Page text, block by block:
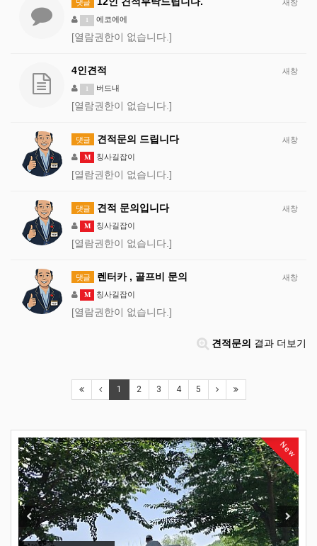
새창
댓글
에코에에
[열람권한이 없습니다.]
새창
4인견적
버드내
[열람권한이 없습니다.]
새창
댓글 견적문의 드립니다
M 칭사길잡이
[열람권한이 없습니다.]
새창
댓글 견적 문의입니다
M 칭사길잡이
[열람권한이 없습니다.]
새창
댓글 렌터카 , 골프비 문의
M 칭사길잡이
[열람권한이 없습니다.]
견적문의 결과 더보기
1 2 3 4 5
New
Previous Next